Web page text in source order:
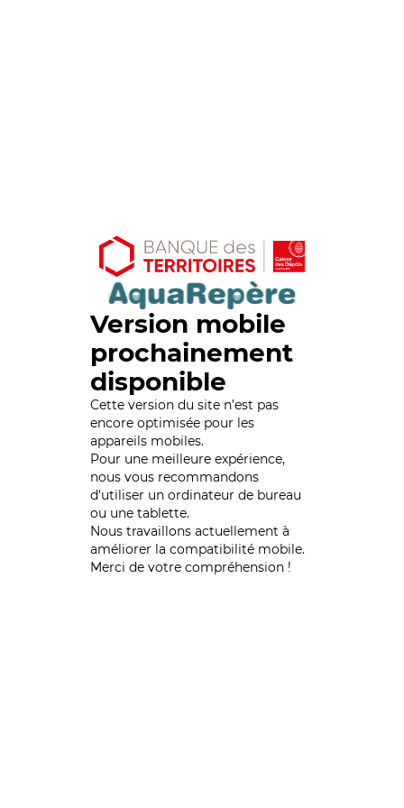
Version mobile
prochainement
disponible
Cette version du site n’est pas
encore optimisée pour les
appareils mobiles.
Pour une meilleure expérience,
nous vous recommandons
d'utiliser un ordinateur de bureau
ou une tablette.
Nous travaillons actuellement à
améliorer la compatibilité mobile.
Merci de votre compréhension !